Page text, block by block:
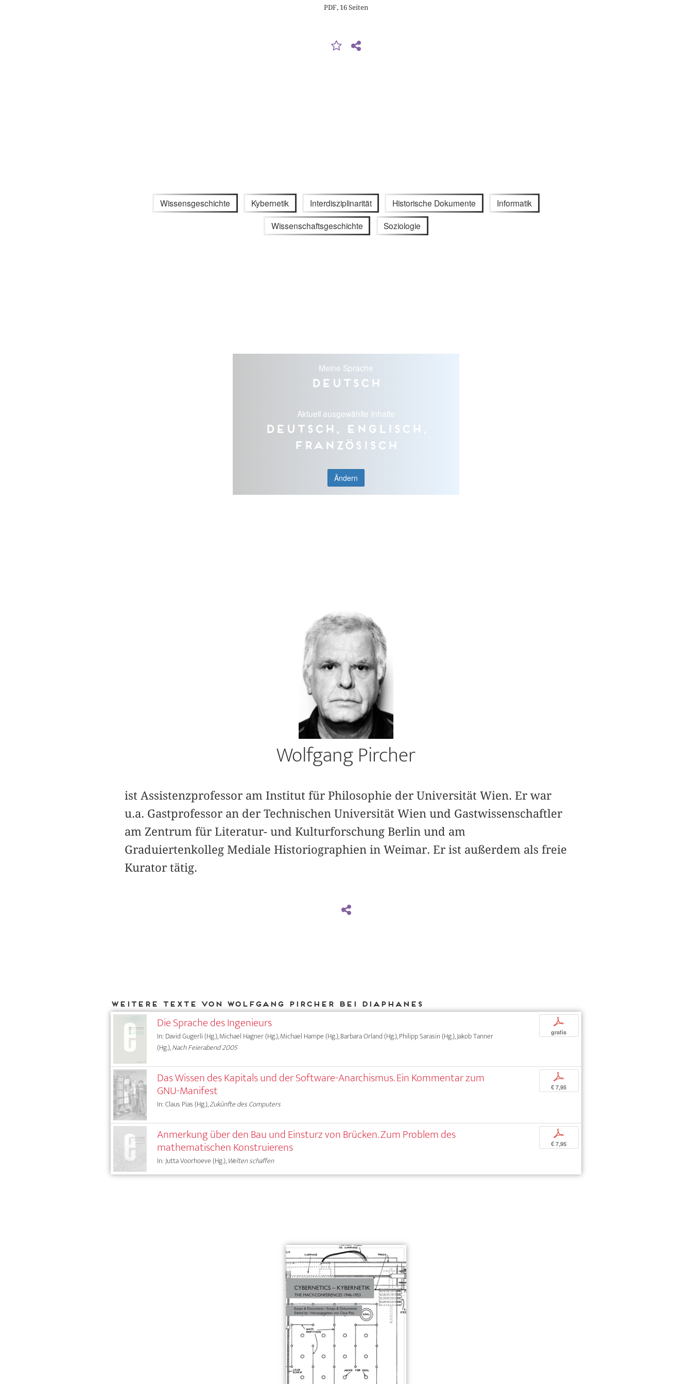
PDF, 16 Seiten
Wissensgeschichte Kybernetik Interdisziplinarität Historische Dokumente Informatik
Wissenschaftsgeschichte Soziologie
Meine Sprache
Deutsch
Aktuell ausgewählte Inhalte
Deutsch, Englisch,
Französisch
Ändern
Wolfgang Pircher
ist Assistenzprofessor am Institut für Philosophie der Universität Wien. Er war
u.a. Gastprofessor an der Technischen Universität Wien und Gastwissenschaftler
am Zentrum für Literatur- und Kulturforschung Berlin und am
Graduiertenkolleg Mediale Historiographien in Weimar. Er ist außerdem als freie
Kurator tätig.
Weitere Texte von Wolfgang Pircher bei DIAPHANES
Die Sprache des Ingenieurs
In: David Gugerli (Hg.), Michael Hagner (Hg.), Michael Hampe (Hg.), Barbara Orland (Hg.), Philipp Sarasin (Hg.), Jakob Tanner
(Hg.),Nach Feierabend 2005
p
gratis
Das Wissen des Kapitals und der Software-Anarchismus. Ein Kommentar zum
GNU-Manifest
In: Claus Pias (Hg.),Zukünfte des Computers
p
€ 7,95
Anmerkung über den Bau und Einsturz von Brücken. Zum Problem des
mathematischen Konstruierens
In: Jutta Voorhoeve (Hg.),Welten schaffen
p
€ 7,95